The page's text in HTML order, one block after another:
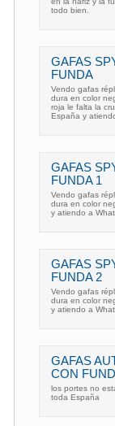
todo bien.
GAFAS
FUNDA
Vendo gafas
dura en color
roja le falta la
España y
GAFAS
FUNDA 1
Vendo gafas
dura en color
y atiendo a
GAFAS
FUNDA 2
Vendo gafas
dura en color
y atiendo a
GAFAS
CON
los portes no
toda España